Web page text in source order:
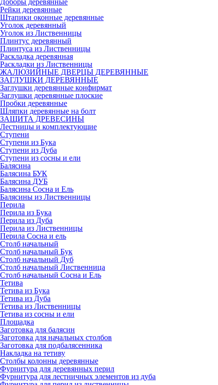
Доборы деревянные
Рейки деревянные
Штапики оконные деревянные
Уголок деревянный
Уголок из Лиственницы
Плинтус деревянный
Плинтуса из Лиственницы
Раскладка деревянная
Раскладки из Лиственницы
ЖАЛЮЗИЙНЫЕ ДВЕРЦЫ ДЕРЕВЯННЫЕ
ЗАГЛУШКИ ДЕРЕВЯННЫЕ
Заглушки деревянные конфирмат
Заглушки деревянные плоские
Пробки деревянные
Шляпки деревянные на болт
ЗАЩИТА ДРЕВЕСИНЫ
Лестницы и комплектующие
Ступени
Ступени из Бука
Ступени из Дуба
Ступени из сосны и ели
Балясина
Балясина БУК
Балясина ДУБ
Балясина Сосна и Ель
Балясины из Лиственницы
Перила
Перила из Бука
Перила из Дуба
Перила из Лиственницы
Перила Сосна и ель
Столб начальный
Столб начальный Бук
Столб начальный Дуб
Столб начальный Лиственница
Столб начальный Сосна и Ель
Тетива
Тетива из Бука
Тетива из Дуба
Тетива из Лиственницы
Тетива из сосны и ели
Площадка
Заготовка для балясин
Заготовка для начальных столбов
Заготовка для подбалясенника
Накладка на тетиву
Столбы колонны деревянные
Фурнитура для деревянных перил
Фурнитура для лестничных элементов из дуба